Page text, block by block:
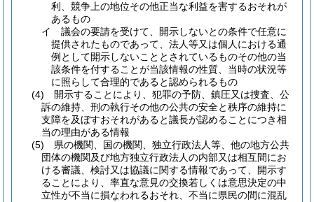
利、競争上の地位その他正当な利益を害するおそれが
あるもの
イ
議会の要請を受けて、開示しないとの条件で任意に
提供されたものであって、法人等又は個人における通
例として開示しないこととされているものその他の当
該条件を付することが当該情報の性質、当時の状況等
に照らして合理的であると認められるもの
(4)
開示することにより、犯罪の予防、鎮圧又は捜査、公
訴の維持、刑の執行その他の公共の安全と秩序の維持に
支障を及ぼすおそれがあると議長が認めることにつき相
当の理由がある情報
(5)
県の機関、国の機関、独立行政法人等、他の地方公共
団体の機関及び地方独立行政法人の内部又は相互間にお
ける審議、検討又は協議に関する情報であって、開示す
ることにより、率直な意見の交換若しくは意思決定の中
立性が不当に損なわれるおそれ、不当に県民の間に混乱